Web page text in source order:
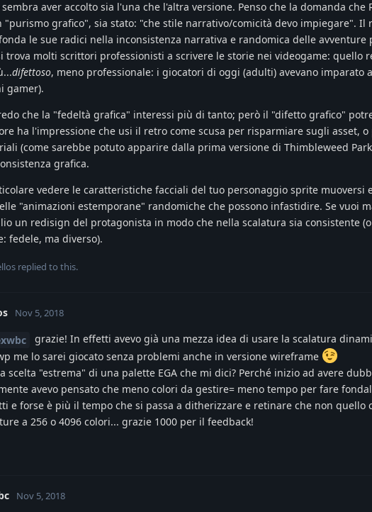
aver accolto sia l'una che l'altra versione. Penso che la domanda che
"purismo grafico", sia stato: "che stile narrativo/comicità devo impiegare". Il
le sue radici nella inconsistenza narrativa e randomica delle avventure
trova molti scrittori professionisti a scrivere le storie nei videogame: quello
difettoso, meno professionale: i giocatori di oggi (adulti) avevano imparato
gamer).
che la "fedeltà grafica" interessi più di tanto; però il "difetto grafico"
ha l'impressione che usi il retro come scusa per risparmiare sugli asset,
(come sarebbe potuto apparire dalla prima versione di Thimbleweed
grafica.
vedere le caratteristiche facciali del tuo personaggio sprite muoversi
"animazioni estemporane" randomiche che possono infastidire. Se vuoi
un redisign del protagonista in modo che nella scalatura sia consistente
fedele, ma diverso).
replied to this.
Nov 5, 2018
grazie! In effetti avevo già una mezza idea di usare la scalatura
me lo sarei giocato senza problemi anche in versione wireframe
scelta "estrema" di una palette EGA che mi dici? Perché inizio ad avere
avevo pensato che meno colori da gestire= meno tempo per fare
e forse è più il tempo che si passa a ditherizzare e retinare che non
a 256 o 4096 colori... grazie 1000 per il feedback!
Nov 5, 2018